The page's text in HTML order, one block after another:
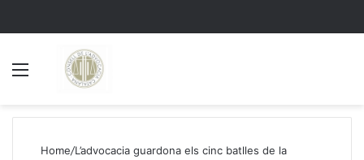
Home/L’advocacia guardona els cinc batlles de la